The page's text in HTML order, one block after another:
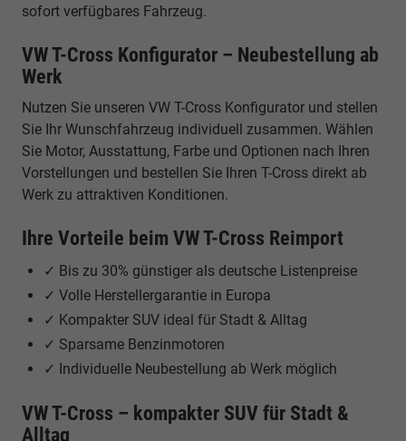
sofort verfügbares Fahrzeug.
VW T-Cross Konfigurator – Neubestellung ab
Werk
Nutzen Sie unseren VW T-Cross Konfigurator und stellen
Sie Ihr Wunschfahrzeug individuell zusammen. Wählen
Sie Motor, Ausstattung, Farbe und Optionen nach Ihren
Vorstellungen und bestellen Sie Ihren T-Cross direkt ab
Werk zu attraktiven Konditionen.
Ihre Vorteile beim VW T-Cross Reimport
✓ Bis zu 30% günstiger als deutsche Listenpreise
✓ Volle Herstellergarantie in Europa
✓ Kompakter SUV ideal für Stadt & Alltag
✓ Sparsame Benzinmotoren
✓ Individuelle Neubestellung ab Werk möglich
VW T-Cross – kompakter SUV für Stadt &
Alltag